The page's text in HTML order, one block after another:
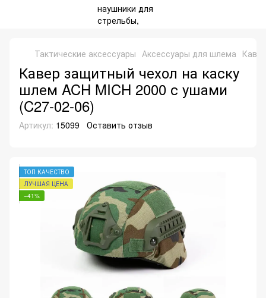
Тактические аксессуары Аксессуары для шлема
Кавер защитный чехол на каску
шлем ACH MICH 2000 с ушами
(C27-02-06)
Артикул: 15099 Оставить отзыв
ТОП КАЧЕСТВО
ЛУЧШАЯ ЦЕНА
−41%